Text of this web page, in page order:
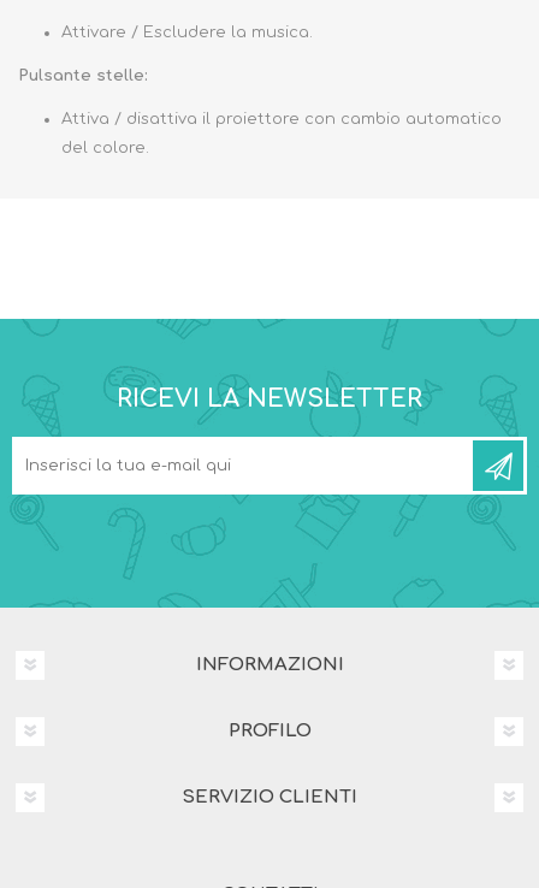
Attivare / Escludere la musica.
Pulsante stelle:
Attiva / disattiva il proiettore con cambio automatico
del colore.
RICEVI LA NEWSLETTER
INFORMAZIONI
PROFILO
SERVIZIO CLIENTI